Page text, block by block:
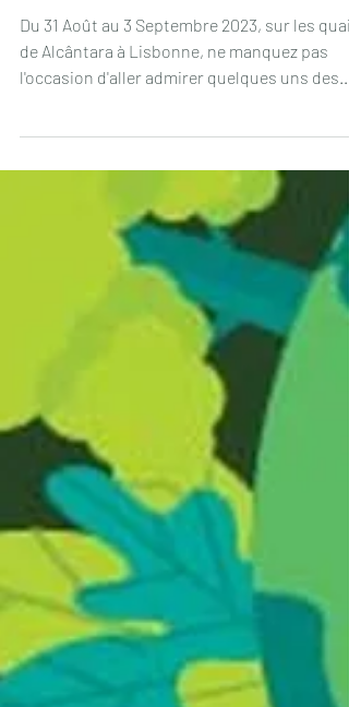
⚓️ "The Tall Ships Races" édition 2023,
escale à Lisbonne 🌊
Du 31 Août au 3 Septembre 2023, sur les quais
plus...